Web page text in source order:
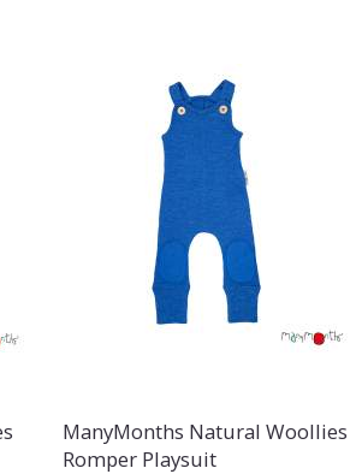
ManyMonths Natural Woollies
Romper Playsuit